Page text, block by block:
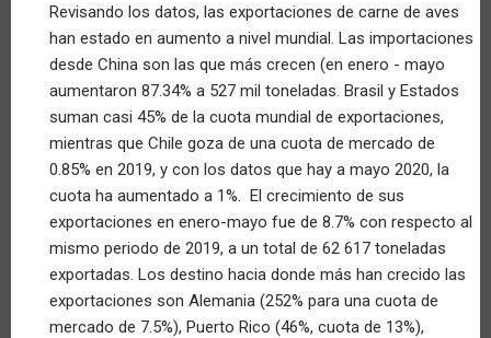
En
ningún
comentario
por
Invitado
(no
verificado)
Revisando los datos, las exportaciones de carne de aves
han estado en aumento a nivel mundial. Las importaciones
desde China son las que más crecen (en enero - mayo
aumentaron 87.34% a 527 mil toneladas. Brasil y Estados
suman casi 45% de la cuota mundial de exportaciones,
mientras que Chile goza de una cuota de mercado de
0.85% en 2019, y con los datos que hay a mayo 2020, la
cuota ha aumentado a 1%. El crecimiento de sus
exportaciones en enero-mayo fue de 8.7% con respecto al
mismo periodo de 2019, a un total de 62 617 toneladas
exportadas. Los destino hacia donde más han crecido las
exportaciones son Alemania (252% para una cuota de
mercado de 7.5%), Puerto Rico (46%, cuota de 13%),